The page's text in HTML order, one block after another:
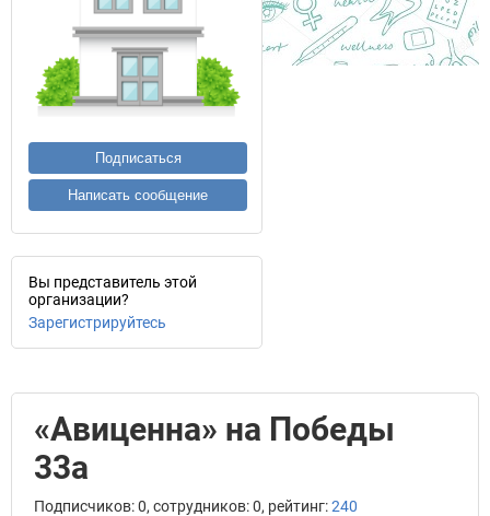
Подписаться
Написать сообщение
Вы представитель этой
организации?
Зарегистрируйтесь
«Авиценна» на Победы
33а
Подписчиков: 0, сотрудников: 0, рейтинг:240